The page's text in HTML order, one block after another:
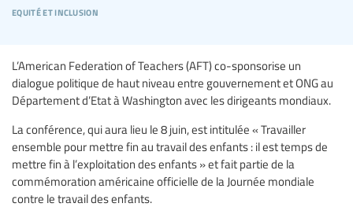
equité et inclusion
L’American Federation of Teachers (AFT) co-sponsorise un
dialogue politique de haut niveau entre gouvernement et ONG au
Département d’Etat à Washington avec les dirigeants mondiaux.
La conférence, qui aura lieu le 8 juin, est intitulée « Travailler
ensemble pour mettre fin au travail des enfants : il est temps de
mettre fin à l’exploitation des enfants » et fait partie de la
commémoration américaine officielle de la Journée mondiale
contre le travail des enfants.